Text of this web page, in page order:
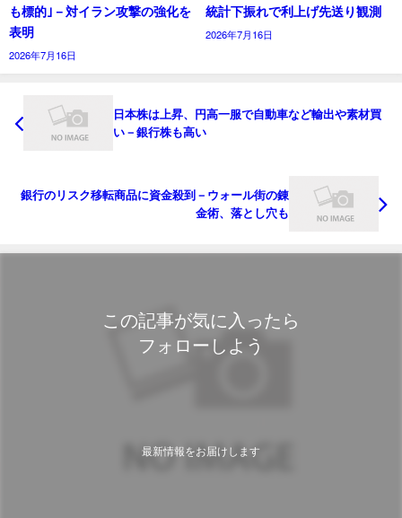
も標的｣－対イラン攻撃の強化を
表明
2026年7月16日
統計下振れで利上げ先送り観測
2026年7月16日
日本株は上昇、円高一服で自動車など輸出や素材買
い－銀行株も高い
銀行のリスク移転商品に資金殺到－ウォール街の錬
金術、落とし穴も
この記事が気に入ったら
フォローしよう
最新情報をお届けします